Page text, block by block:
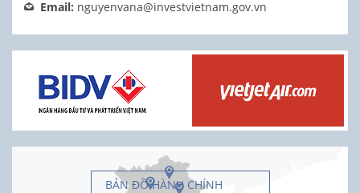
Email: nguyenvana@investvietnam.gov.vn
BẢN ĐỒ HÀNH CHÍNH